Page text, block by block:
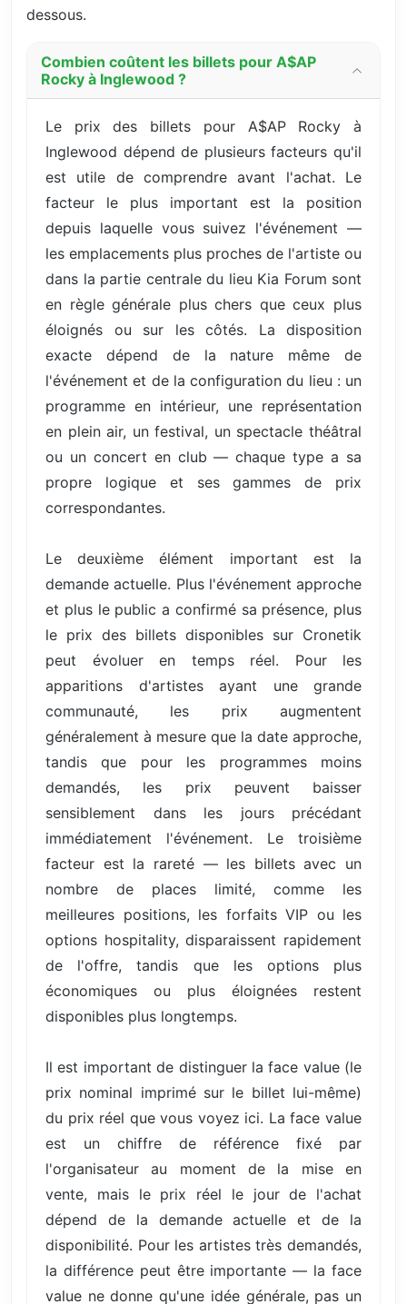
dessous.
Combien coûtent les billets pour A$AP
Rocky à Inglewood ?
Le prix des billets pour A$AP Rocky à
Inglewood dépend de plusieurs facteurs qu'il
est utile de comprendre avant l'achat. Le
facteur le plus important est la position
depuis laquelle vous suivez l'événement —
les emplacements plus proches de l'artiste ou
dans la partie centrale du lieu Kia Forum sont
en règle générale plus chers que ceux plus
éloignés ou sur les côtés. La disposition
exacte dépend de la nature même de
l'événement et de la configuration du lieu : un
programme en intérieur, une représentation
en plein air, un festival, un spectacle théâtral
ou un concert en club — chaque type a sa
propre logique et ses gammes de prix
correspondantes.
Le deuxième élément important est la
demande actuelle. Plus l'événement approche
et plus le public a confirmé sa présence, plus
le prix des billets disponibles sur Cronetik
peut évoluer en temps réel. Pour les
apparitions d'artistes ayant une grande
communauté, les prix augmentent
généralement à mesure que la date approche,
tandis que pour les programmes moins
demandés, les prix peuvent baisser
sensiblement dans les jours précédant
immédiatement l'événement. Le troisième
facteur est la rareté — les billets avec un
nombre de places limité, comme les
meilleures positions, les forfaits VIP ou les
options hospitality, disparaissent rapidement
de l'offre, tandis que les options plus
économiques ou plus éloignées restent
disponibles plus longtemps.
Il est important de distinguer la face value (le
prix nominal imprimé sur le billet lui-même)
du prix réel que vous voyez ici. La face value
est un chiffre de référence fixé par
l'organisateur au moment de la mise en
vente, mais le prix réel le jour de l'achat
dépend de la demande actuelle et de la
disponibilité. Pour les artistes très demandés,
la différence peut être importante — la face
value ne donne qu'une idée générale, pas un